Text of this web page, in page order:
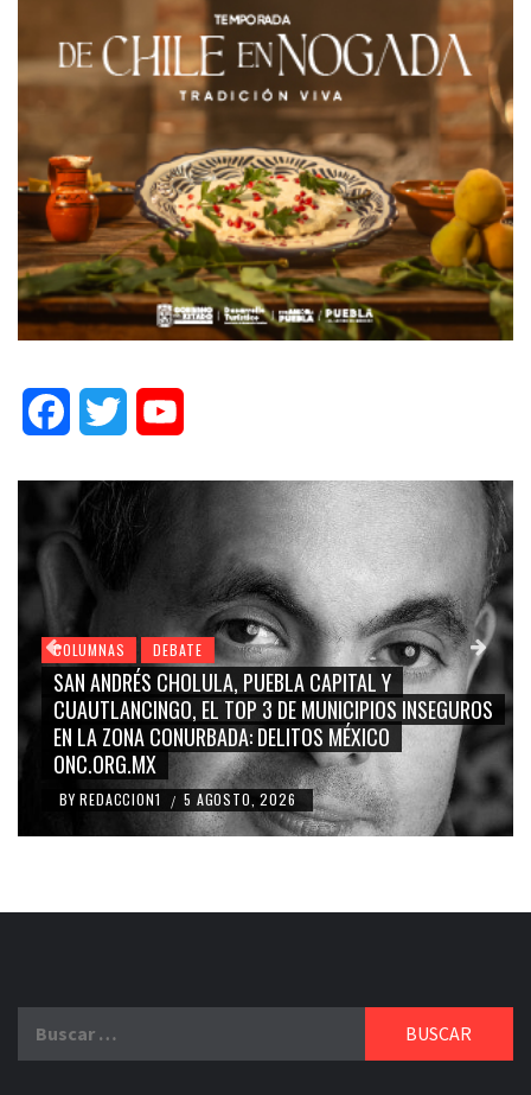
FacebookTwitter
COLUMNAS DEBATE
GRACE PALOMARES, NAY SALVATORI, SERGIO MAYER,
CARMEN SALINAS “LA CORCHOLATA”, CUAUHTÉMOC
BLANCO, SILVIA PINAL: LA TRIVIALIZACIÓN Y
RIDICULIZACIÓN DE LA REPRESENTACIÓN CIUDADANA
BY REDACCION1 / 4 AGOSTO, 2026